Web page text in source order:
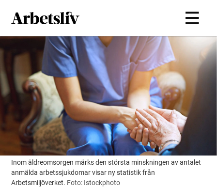
Hoppa till huvudinnehållet
Inom äldreomsorgen märks den största minskningen av antalet
anmälda arbetssjukdomar visar ny statistik från
Arbetsmiljöverket. Foto: Istockphoto